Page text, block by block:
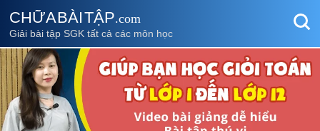
CHỮA BÀI TẬP.com
Giải bài tập SGK tất cả các môn học